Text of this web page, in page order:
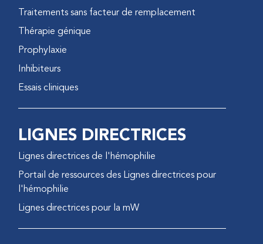
Traitements sans facteur de remplacement
Thérapie génique
Prophylaxie
Inhibiteurs
Essais cliniques
LIGNES DIRECTRICES
Lignes directrices de l'hémophilie
Portail de ressources des Lignes directrices pour
l'hémophilie
Lignes directrices pour la mW